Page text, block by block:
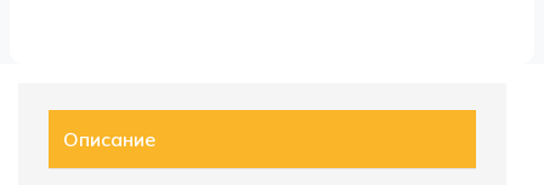
Описание